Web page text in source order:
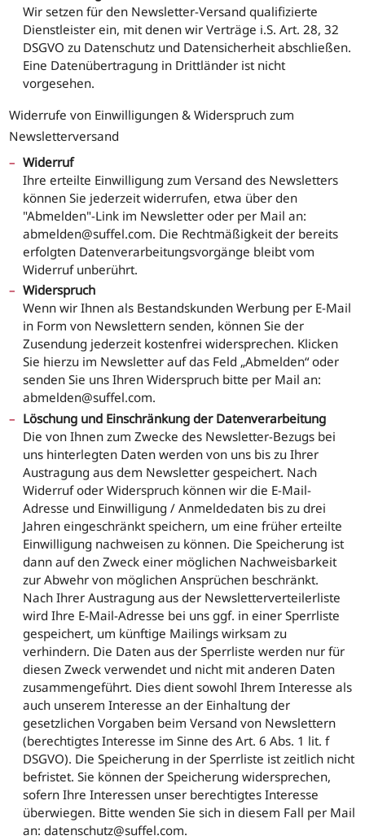
Wir setzen für den Newsletter-Versand qualifizierte
Dienstleister ein, mit denen wir Verträge i.S. Art. 28, 32
DSGVO zu Datenschutz und Datensicherheit abschließen.
Eine Datenübertragung in Drittländer ist nicht
vorgesehen.
Widerrufe von Einwilligungen & Widerspruch zum
Newsletterversand
Widerruf
Ihre erteilte Einwilligung zum Versand des Newsletters
können Sie jederzeit widerrufen, etwa über den
"Abmelden"-Link im Newsletter oder per Mail an:
abmelden@suffel.com. Die Rechtmäßigkeit der bereits
erfolgten Datenverarbeitungsvorgänge bleibt vom
Widerruf unberührt.
Widerspruch
Wenn wir Ihnen als Bestandskunden Werbung per E-Mail
in Form von Newslettern senden, können Sie der
Zusendung jederzeit kostenfrei widersprechen. Klicken
Sie hierzu im Newsletter auf das Feld „Abmelden“ oder
senden Sie uns Ihren Widerspruch bitte per Mail an:
abmelden@suffel.com.
Löschung und Einschränkung der Datenverarbeitung
Die von Ihnen zum Zwecke des Newsletter-Bezugs bei
uns hinterlegten Daten werden von uns bis zu Ihrer
Austragung aus dem Newsletter gespeichert. Nach
Widerruf oder Widerspruch können wir die E-Mail-
Adresse und Einwilligung / Anmeldedaten bis zu drei
Jahren eingeschränkt speichern, um eine früher erteilte
Einwilligung nachweisen zu können. Die Speicherung ist
dann auf den Zweck einer möglichen Nachweisbarkeit
zur Abwehr von möglichen Ansprüchen beschränkt.
Nach Ihrer Austragung aus der Newsletterverteilerliste
wird Ihre E-Mail-Adresse bei uns ggf. in einer Sperrliste
gespeichert, um künftige Mailings wirksam zu
verhindern. Die Daten aus der Sperrliste werden nur für
diesen Zweck verwendet und nicht mit anderen Daten
zusammengeführt. Dies dient sowohl Ihrem Interesse als
auch unserem Interesse an der Einhaltung der
gesetzlichen Vorgaben beim Versand von Newslettern
(berechtigtes Interesse im Sinne des Art. 6 Abs. 1 lit. f
DSGVO). Die Speicherung in der Sperrliste ist zeitlich nicht
befristet. Sie können der Speicherung widersprechen,
sofern Ihre Interessen unser berechtigtes Interesse
überwiegen. Bitte wenden Sie sich in diesem Fall per Mail
an: datenschutz@suffel.com.